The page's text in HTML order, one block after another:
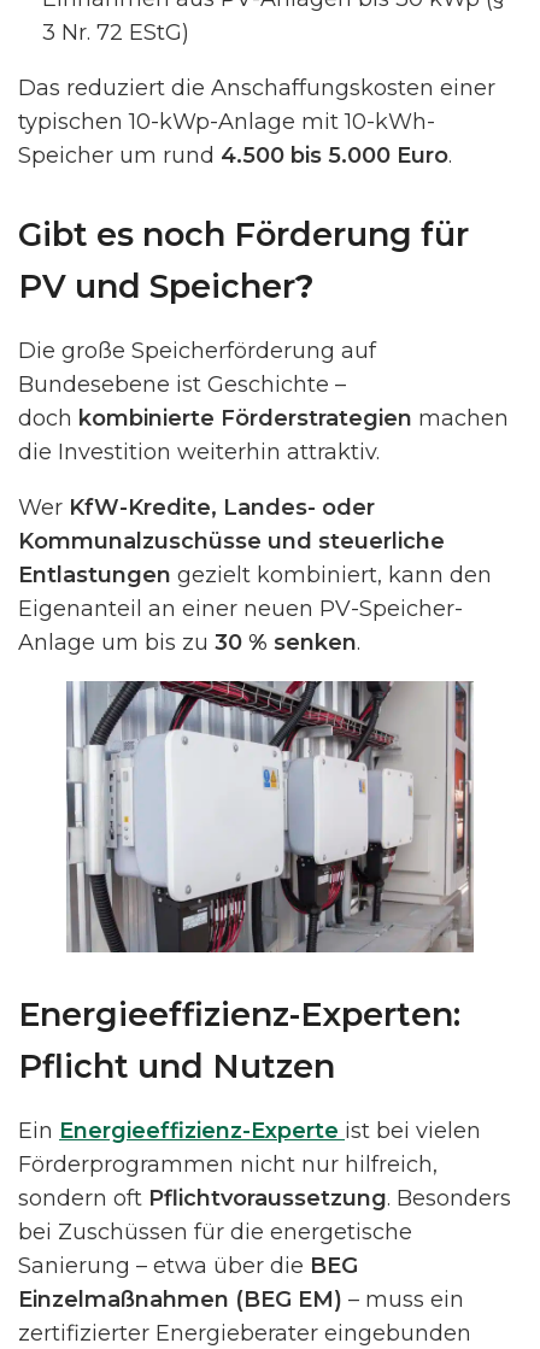
3 Nr. 72 EStG)
Das reduziert die Anschaffungskosten einer
typischen 10-kWp-Anlage mit 10-kWh-
Speicher um rund 4.500 bis 5.000 Euro.
Gibt es noch Förderung für
PV und Speicher?
Die große Speicherförderung auf
Bundesebene ist Geschichte –
doch kombinierte Förderstrategien machen
die Investition weiterhin attraktiv.
Wer KfW-Kredite, Landes- oder
Kommunalzuschüsse und steuerliche
Entlastungen gezielt kombiniert, kann den
Eigenanteil an einer neuen PV-Speicher-
Anlage um bis zu 30 % senken.
Energieeffizienz-Experten:
Pflicht und Nutzen
Ein Energieeffizienz-Experte ist bei vielen
Förderprogrammen nicht nur hilfreich,
sondern oft Pflichtvoraussetzung. Besonders
bei Zuschüssen für die energetische
Sanierung – etwa über die BEG
Einzelmaßnahmen (BEG EM) – muss ein
zertifizierter Energieberater eingebunden